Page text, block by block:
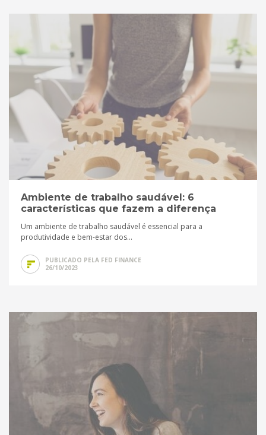
Ambiente de trabalho saudável: 6
características que fazem a diferença
Um ambiente de trabalho saudável é essencial para a
produtividade e bem-estar dos...
PUBLICADO PELA FED FINANCE
26/10/2023